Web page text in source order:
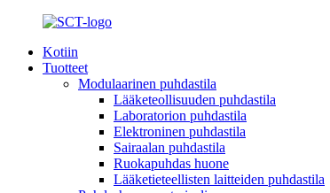
Kotiin
Tuotteet
Modulaarinen puhdastila
Lääketeollisuuden puhdastila
Laboratorion puhdastila
Elektroninen puhdastila
Sairaalan puhdastila
Ruokapuhdas huone
Lääketieteellisten laitteiden puhdastila